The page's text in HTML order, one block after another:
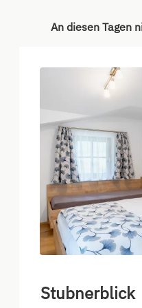
An diesen Tagen
Stubnerblick